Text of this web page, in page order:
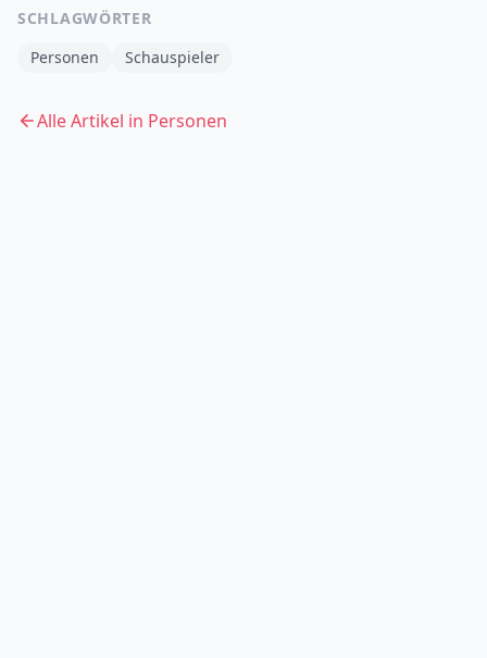
SCHLAGWÖRTER
Personen
Schauspieler
Alle Artikel in Personen